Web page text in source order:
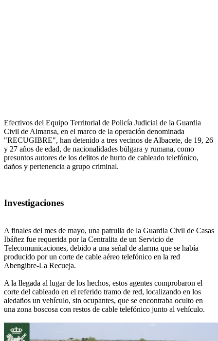
Efectivos del Equipo Territorial de Policía Judicial de la Guardia
Civil de Almansa, en el marco de la operación denominada
"RECUGIBRE", han detenido a tres vecinos de Albacete, de 19, 26
y 27 años de edad, de nacionalidades búlgara y rumana, como
presuntos autores de los delitos de hurto de cableado telefónico,
daños y pertenencia a grupo criminal.
Investigaciones
A finales del mes de mayo, una patrulla de la Guardia Civil de Casas
Ibáñez fue requerida por la Centralita de un Servicio de
Telecomunicaciones, debido a una señal de alarma que se había
producido por un corte de cable aéreo telefónico en la red
Abengibre-La Recueja.
A la llegada al lugar de los hechos, estos agentes comprobaron el
corte del cableado en el referido tramo de red, localizando en los
aledaños un vehículo, sin ocupantes, que se encontraba oculto en
una zona boscosa con restos de cable telefónico junto al vehículo.